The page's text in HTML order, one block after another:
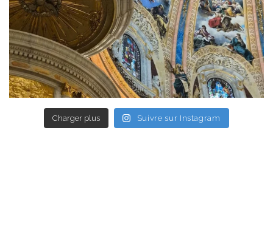
Charger plus Suivre sur Instagram